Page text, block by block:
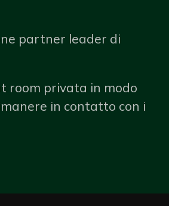
partner leader di
room privata in modo
in contatto con i